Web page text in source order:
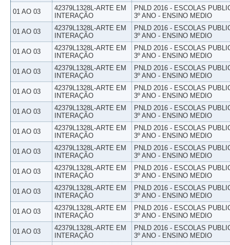
01 AO 03
42379L1328L-ARTE EM
INTERAÇÃO
PNLD 2016 - ESCOLAS
3º ANO - ENSINO MEDIO
01 AO 03
42379L1328L-ARTE EM
INTERAÇÃO
PNLD 2016 - ESCOLAS
3º ANO - ENSINO MEDIO
01 AO 03
42379L1328L-ARTE EM
INTERAÇÃO
PNLD 2016 - ESCOLAS
3º ANO - ENSINO MEDIO
01 AO 03
42379L1328L-ARTE EM
INTERAÇÃO
PNLD 2016 - ESCOLAS
3º ANO - ENSINO MEDIO
01 AO 03
42379L1328L-ARTE EM
INTERAÇÃO
PNLD 2016 - ESCOLAS
3º ANO - ENSINO MEDIO
01 AO 03
42379L1328L-ARTE EM
INTERAÇÃO
PNLD 2016 - ESCOLAS
3º ANO - ENSINO MEDIO
01 AO 03
42379L1328L-ARTE EM
INTERAÇÃO
PNLD 2016 - ESCOLAS
3º ANO - ENSINO MEDIO
01 AO 03
42379L1328L-ARTE EM
INTERAÇÃO
PNLD 2016 - ESCOLAS
3º ANO - ENSINO MEDIO
01 AO 03
42379L1328L-ARTE EM
INTERAÇÃO
PNLD 2016 - ESCOLAS
3º ANO - ENSINO MEDIO
01 AO 03
42379L1328L-ARTE EM
INTERAÇÃO
PNLD 2016 - ESCOLAS
3º ANO - ENSINO MEDIO
01 AO 03
42379L1328L-ARTE EM
INTERAÇÃO
PNLD 2016 - ESCOLAS
3º ANO - ENSINO MEDIO
01 AO 03
42379L1328L-ARTE EM
INTERAÇÃO
PNLD 2016 - ESCOLAS
3º ANO - ENSINO MEDIO